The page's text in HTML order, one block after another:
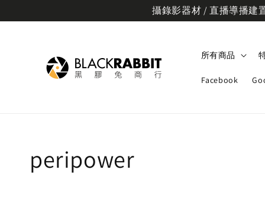
攝錄影器材 / 直播導播建
所有商品
Facebook
peripower